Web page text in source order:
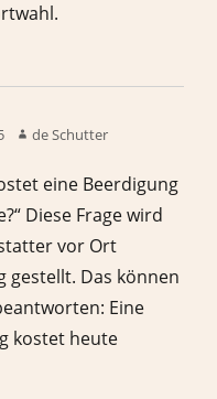
de Schutter
eine Beerdigung
Diese Frage wird
vor Ort
gestellt. Das können
Eine
kostet heute